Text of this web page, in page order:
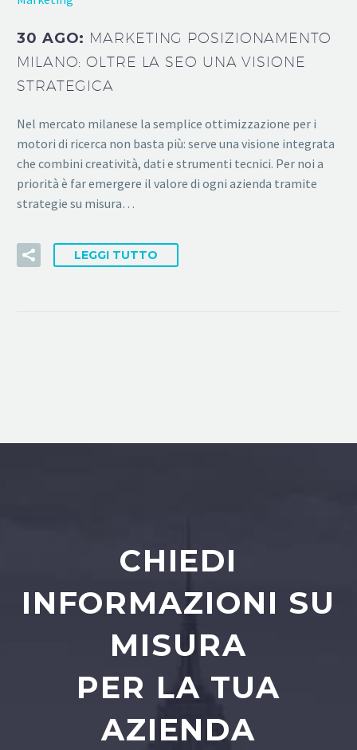
30 AGO: MARKETING POSIZIONAMENTO
MILANO: OLTRE LA SEO UNA VISIONE
STRATEGICA
Nel mercato milanese la semplice ottimizzazione per i
motori di ricerca non basta più: serve una visione integrata
che combini creatività, dati e strumenti tecnici. Per noi a
priorità è far emergere il valore di ogni azienda tramite
strategie su misura…
LEGGI TUTTO
CHIEDI
INFORMAZIONI SU
MISURA
PER LA TUA
AZIENDA